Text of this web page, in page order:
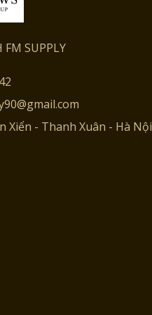
SUPPLY
Xiển - Thanh Xuân - Hà Nội